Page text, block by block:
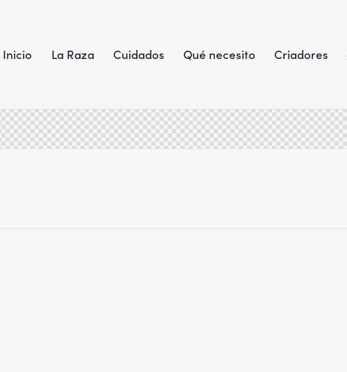
Inicio La Raza Cuidados Qué necesito Criadores